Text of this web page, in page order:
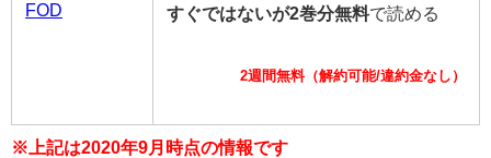
FOD すぐではないが2巻分無料で読める
2週間無料（解約可能/違約金なし）
※上記は2020年9月時点の情報です